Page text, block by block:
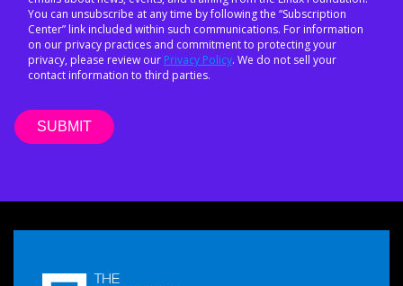
You can unsubscribe at any time by following the “Subscription
Center” link included within such communications. For information
on our privacy practices and commitment to protecting your
privacy, please review our Privacy Policy. We do not sell your
contact information to third parties.